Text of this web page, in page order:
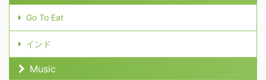
Go To Eat
インド
Music